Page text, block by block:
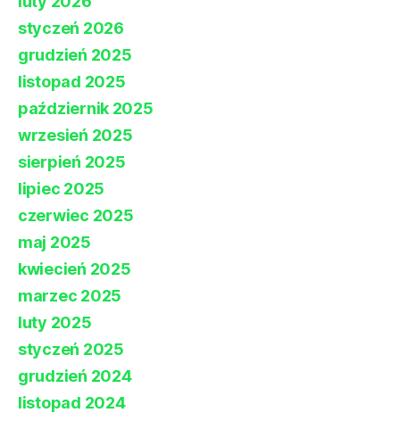
styczeń 2026
grudzień 2025
listopad 2025
październik 2025
wrzesień 2025
sierpień 2025
lipiec 2025
czerwiec 2025
maj 2025
kwiecień 2025
marzec 2025
luty 2025
styczeń 2025
grudzień 2024
listopad 2024